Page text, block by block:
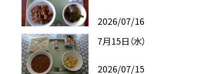
2026/07/16
7月15日（水）
2026/07/15